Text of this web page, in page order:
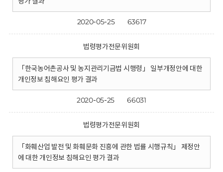
2020-05-25 63617
법령평가전문위원회
「한국농어촌공사 및 농지관리기금법 시행령」 일부개정안에 대한
개인정보 침해요인 평가 결과
2020-05-25 66031
법령평가전문위원회
「화훼산업 발전 및 화훼문화 진흥에 관한 법률 시행규칙」 제정안
에 대한 개인정보 침해요인 평가 결과